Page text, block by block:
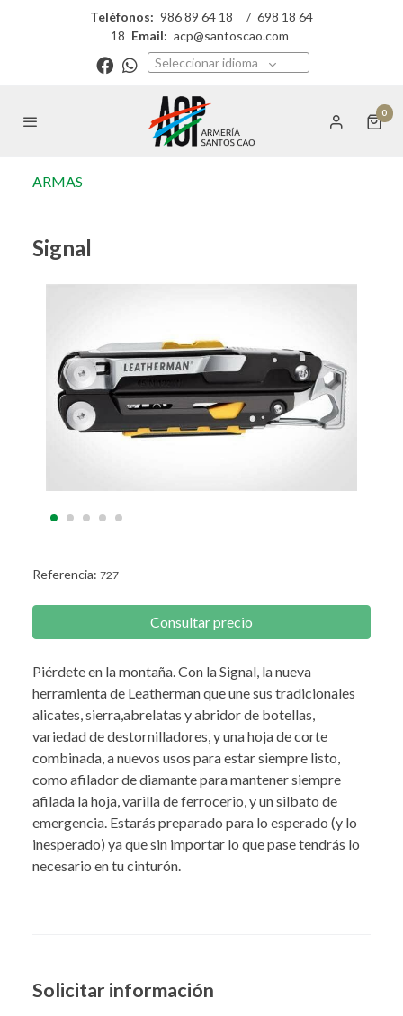
Teléfonos: 986 89 64 18 / 698 18 64
18 Email: acp@santoscao.com
Seleccionar idioma
0
ARMAS
Signal
Referencia: 727
Consultar precio
Piérdete en la montaña. Con la Signal, la nueva
herramienta de Leatherman que une sus tradicionales
alicates, sierra,abrelatas y abridor de botellas,
variedad de destornilladores, y una hoja de corte
combinada, a nuevos usos para estar siempre listo,
como afilador de diamante para mantener siempre
afilada la hoja, varilla de ferrocerio, y un silbato de
emergencia. Estarás preparado para lo esperado (y lo
inesperado) ya que sin importar lo que pase tendrás lo
necesario en tu cinturón.
Solicitar información